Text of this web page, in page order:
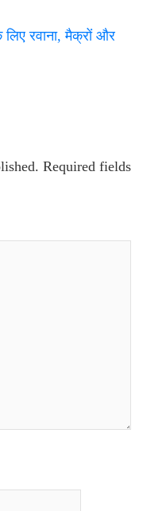
रवाना, मैक्रों और
Required fields